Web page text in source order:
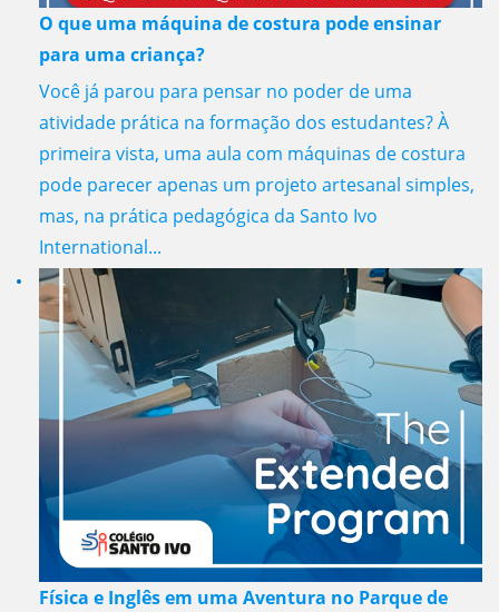
O que uma máquina de costura pode ensinar
para uma criança?
Você já parou para pensar no poder de uma
atividade prática na formação dos estudantes? À
primeira vista, uma aula com máquinas de costura
pode parecer apenas um projeto artesanal simples,
mas, na prática pedagógica da Santo Ivo
International...
Física e Inglês em uma Aventura no Parque de